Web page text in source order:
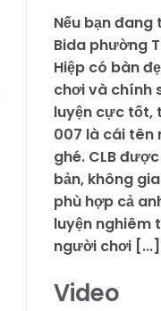
Nếu bạn đang
Bida phường
Hiệp có bàn
chơi và chính
luyện cực tốt,
007 là cái tên
ghé. CLB
bản, không
phù hợp cả
luyện nghiêm
người chơi [...]
Video